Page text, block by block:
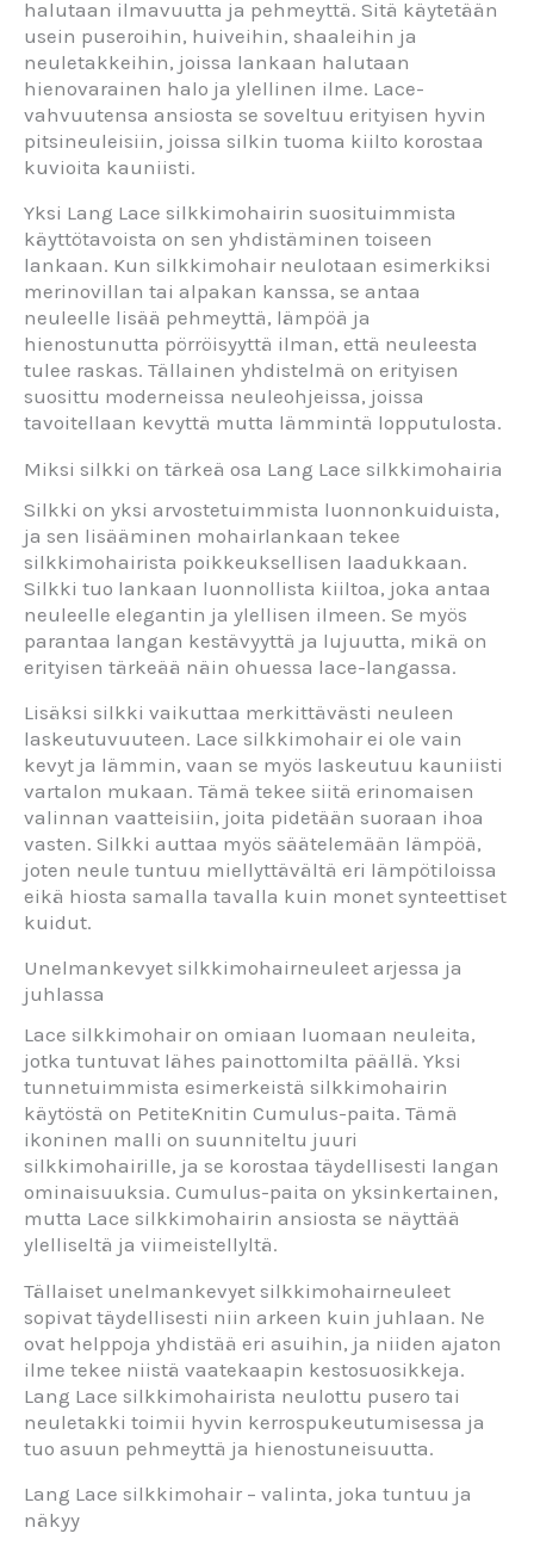
halutaan ilmavuutta ja pehmeyttä. Sitä käytetään
usein puseroihin, huiveihin, shaaleihin ja
neuletakkeihin, joissa lankaan halutaan
hienovarainen halo ja ylellinen ilme. Lace-
vahvuutensa ansiosta se soveltuu erityisen hyvin
pitsineuleisiin, joissa silkin tuoma kiilto korostaa
kuvioita kauniisti.
Yksi Lang Lace silkkimohairin suosituimmista
käyttötavoista on sen yhdistäminen toiseen
lankaan. Kun silkkimohair neulotaan esimerkiksi
merinovillan tai alpakan kanssa, se antaa
neuleelle lisää pehmeyttä, lämpöä ja
hienostunutta pörröisyyttä ilman, että neuleesta
tulee raskas. Tällainen yhdistelmä on erityisen
suosittu moderneissa neuleohjeissa, joissa
tavoitellaan kevyttä mutta lämmintä lopputulosta.
Miksi silkki on tärkeä osa Lang Lace silkkimohairia
Silkki on yksi arvostetuimmista luonnonkuiduista,
ja sen lisääminen mohairlankaan tekee
silkkimohairista poikkeuksellisen laadukkaan.
Silkki tuo lankaan luonnollista kiiltoa, joka antaa
neuleelle elegantin ja ylellisen ilmeen. Se myös
parantaa langan kestävyyttä ja lujuutta, mikä on
erityisen tärkeää näin ohuessa lace-langassa.
Lisäksi silkki vaikuttaa merkittävästi neuleen
laskeutuvuuteen. Lace silkkimohair ei ole vain
kevyt ja lämmin, vaan se myös laskeutuu kauniisti
vartalon mukaan. Tämä tekee siitä erinomaisen
valinnan vaatteisiin, joita pidetään suoraan ihoa
vasten. Silkki auttaa myös säätelemään lämpöä,
joten neule tuntuu miellyttävältä eri lämpötiloissa
eikä hiosta samalla tavalla kuin monet synteettiset
kuidut.
Unelmankevyet silkkimohairneuleet arjessa ja
juhlassa
Lace silkkimohair on omiaan luomaan neuleita,
jotka tuntuvat lähes painottomilta päällä. Yksi
tunnetuimmista esimerkeistä silkkimohairin
käytöstä on PetiteKnitin Cumulus-paita. Tämä
ikoninen malli on suunniteltu juuri
silkkimohairille, ja se korostaa täydellisesti langan
ominaisuuksia. Cumulus-paita on yksinkertainen,
mutta Lace silkkimohairin ansiosta se näyttää
ylelliseltä ja viimeistellyltä.
Tällaiset unelmankevyet silkkimohairneuleet
sopivat täydellisesti niin arkeen kuin juhlaan. Ne
ovat helppoja yhdistää eri asuihin, ja niiden ajaton
ilme tekee niistä vaatekaapin kestosuosikkeja.
Lang Lace silkkimohairista neulottu pusero tai
neuletakki toimii hyvin kerrospukeutumisessa ja
tuo asuun pehmeyttä ja hienostuneisuutta.
Lang Lace silkkimohair – valinta, joka tuntuu ja
näkyy